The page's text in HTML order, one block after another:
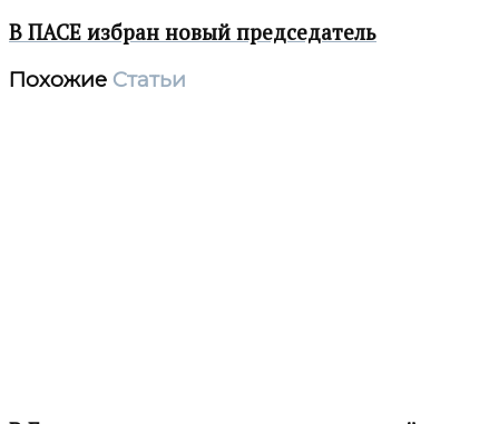
В ПАСЕ избран новый председатель
Похожие Статьи